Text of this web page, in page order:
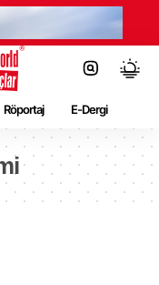
Röportaj E-Dergi